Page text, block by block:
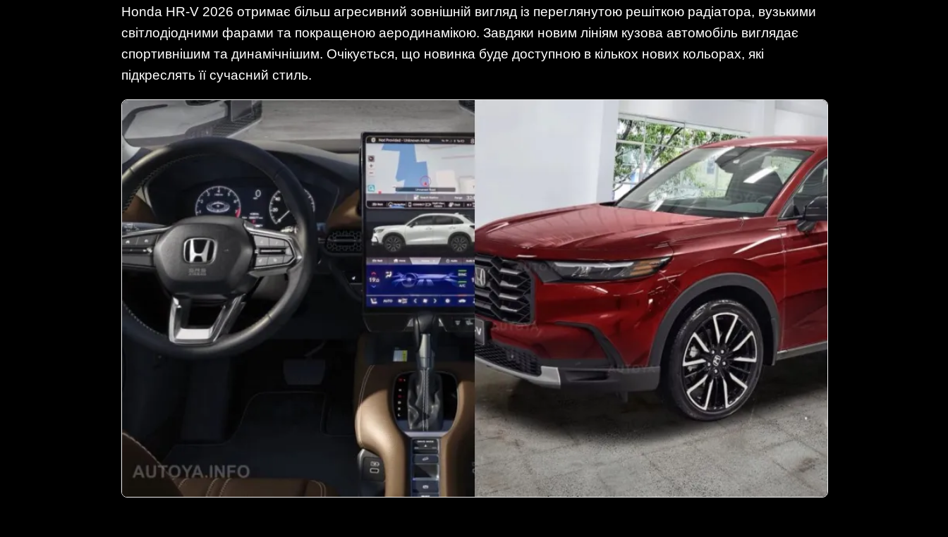
Honda HR-V 2026 отримає більш агресивний зовнішній вигляд із переглянутою решіткою радіатора, вузькими
світлодіодними фарами та покращеною аеродинамікою. Завдяки новим лініям кузова автомобіль виглядає
спортивнішим та динамічнішим. Очікується, що новинка буде доступною в кількох нових кольорах, які
підкреслять її сучасний стиль.